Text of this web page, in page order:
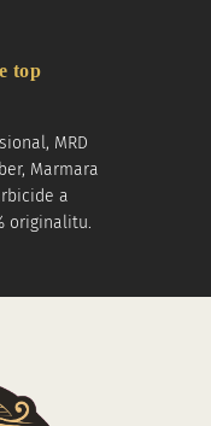
top
MRD
Marmara
a
originalitu.